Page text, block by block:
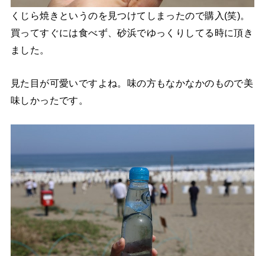
くじら焼きというのを見つけてしまったので購入(笑)。
買ってすぐには食べず、砂浜でゆっくりしてる時に頂き
ました。
見た目が可愛いですよね。味の方もなかなかのもので美
味しかったです。